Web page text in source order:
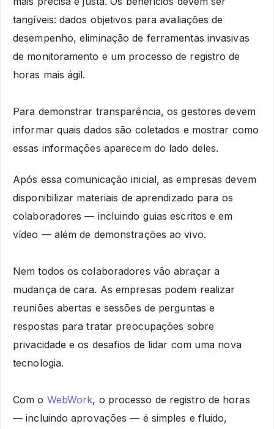
tangíveis: dados objetivos para avaliações de
desempenho, eliminação de ferramentas invasivas
de monitoramento e um processo de registro de
horas mais ágil.
Para demonstrar transparência, os gestores devem
informar quais dados são coletados e mostrar como
essas informações aparecem do lado deles.
Após essa comunicação inicial, as empresas devem
disponibilizar materiais de aprendizado para os
colaboradores — incluindo guias escritos e em
vídeo —além de demonstrações ao vivo.
Nem todos os colaboradores vão abraçar a
mudança de cara. As empresas podem realizar
reuniões abertas e sessões de perguntas e
respostas para tratar preocupações sobre
privacidade e os desafios de lidar com uma nova
tecnologia.
Com o WebWork, o processo de registro de horas
— incluindo aprovações — é simples e fluido,